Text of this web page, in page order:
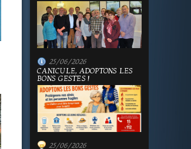
25/06/2026
CANICULE, ADOPTONS LES
BONS GESTES !
25/06/2026